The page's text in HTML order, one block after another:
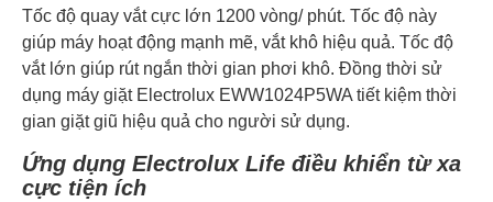
Tốc độ quay vắt cực lớn 1200 vòng/ phút. Tốc độ này
giúp máy hoạt động mạnh mẽ, vắt khô hiệu quả. Tốc độ
vắt lớn giúp rút ngắn thời gian phơi khô. Đồng thời sử
dụng máy giặt Electrolux EWW1024P5WA tiết kiệm thời
gian giặt giũ hiệu quả cho người sử dụng.
Ứng dụng Electrolux Life điều khiển từ xa
cực tiện ích